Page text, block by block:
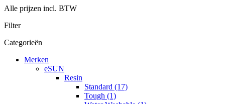
Alle prijzen incl. BTW
Filter
Categorieën
Merken
eSUN
Resin
Standard (17)
Tough (1)